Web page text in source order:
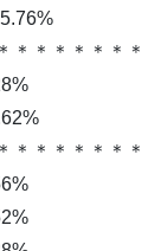
＊＊＊＊＊＊
＊＊＊＊＊＊